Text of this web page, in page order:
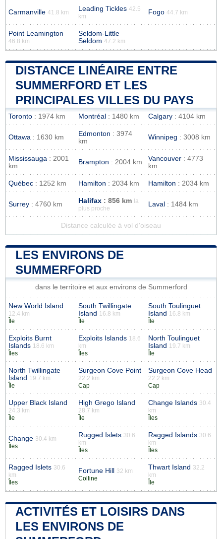
Carmanville 41.8 km Leading Tickles 42.5
km
Fogo 44.7 km
Point Leamington
46.8 km
Seldom-Little
Seldom 47.2 km
DISTANCE LINÉAIRE ENTRE
SUMMERFORD ET LES
PRINCIPALES VILLES DU PAYS
Toronto : 1974 km Montréal : 1480 km Calgary : 4104 km
Ottawa : 1630 km Edmonton : 3974
km
Winnipeg : 3008 km
Mississauga : 2001
km
Brampton : 2004 km Vancouver : 4773
km
Québec : 1252 km Hamilton : 2034 km Hamilton : 2034 km
Surrey : 4760 km Halifax : 856 km
la
plus proche
Laval : 1484 km
Distance calculée à vol d'oiseau
LES ENVIRONS DE
SUMMERFORD
dans le territoire et aux environs de Summerford
New World Island
12.4 km
Île
South Twillingate
Island 16.8 km
Île
South Toulinguet
Island 16.8 km
Île
Exploits Burnt
Islands 18.6 km
Îles
Exploits Islands 18.6
km
Îles
North Toulinguet
Island 19.7 km
Île
North Twillingate
Island 19.7 km
Île
Surgeon Cove Point
22.2 km
Cap
Surgeon Cove Head
22.2 km
Cap
Upper Black Island
24.3 km
Île
High Grego Island
28.7 km
Île
Change Islands 30.4
km
Îles
Change 30.4 km
Îles
Rugged Islets 30.6
km
Îles
Ragged Islands 30.6
km
Îles
Ragged Islets 30.6
km
Îles
Fortune Hill 32 km
Colline
Thwart Island 32.2
km
Île
ACTIVITÉS ET LOISIRS DANS
LES ENVIRONS DE